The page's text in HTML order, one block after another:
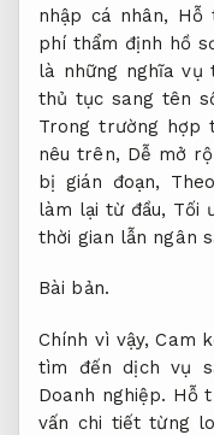
nhập cá nhân, Hỗ
phí thẩm định hồ
là những nghĩa vụ
thủ tục sang tên
Trong trường hợp
nêu trên, Dễ mở
bị gián đoạn,
làm lại từ đầu, Tối
thời gian lẫn ngân
Bài bản.
Chính vì vậy,Cam
tìm đến dịch vụ
Doanh nghiệp. Hỗ
vấn chi tiết từng